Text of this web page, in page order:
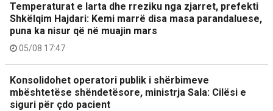
Temperaturat e larta dhe rreziku nga zjarret, prefekti
Shkëlqim Hajdari: Kemi marrë disa masa parandaluese,
puna ka nisur që në muajin mars
05/08 17:47
Konsolidohet operatori publik i shërbimeve
mbështetëse shëndetësore, ministrja Sala: Cilësi e
siguri për çdo pacient